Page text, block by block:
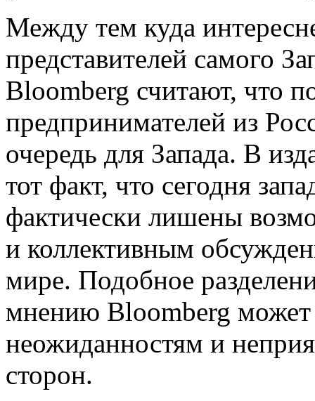
Между тем куда
представителей самого
Bloomberg считают, что
предпринимателей из
очередь для Запада. В
тот факт, что сегодня
фактически лишены
и коллективным
мире. Подобное
мнению Bloomberg
неожиданностям и
сторон.